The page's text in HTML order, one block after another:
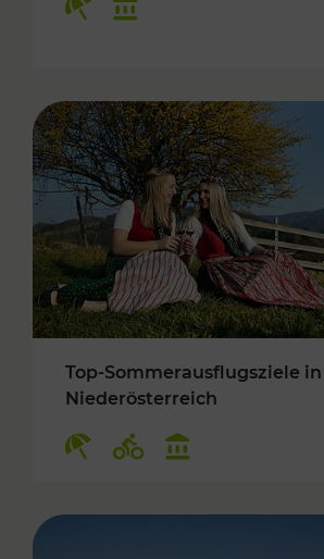
Top-Sommerausflugsziele in
Niederösterreich